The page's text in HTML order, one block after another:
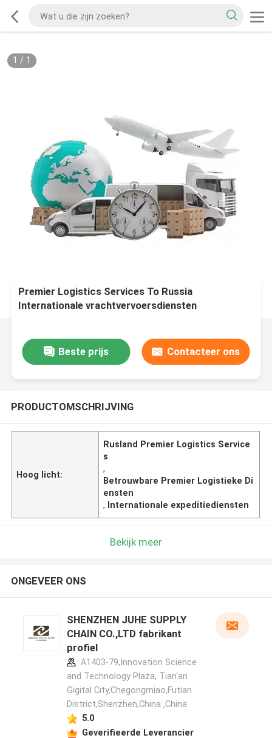
1 / 1
Premier Logistics Services To Russia
Internationale vrachtvervoersdiensten
Beste prijs Contacteer ons
PRODUCTOMSCHRIJVING
Hoog licht:
Rusland Premier Logistics Service
s
,
Betrouwbare Premier Logistieke Di
ensten
, Internationale expeditiediensten
Bekijk meer
ONGEVEER ONS
SHENZHEN JUHE SUPPLY
CHAIN CO.,LTD fabrikant
profiel
A1403-79,Innovation Science
and Technology Plaza, Tian'an
Gigital City,Chegongmiao,Futian
District,Shenzhen,China ,China
5.0
Geverifieerde Leverancier